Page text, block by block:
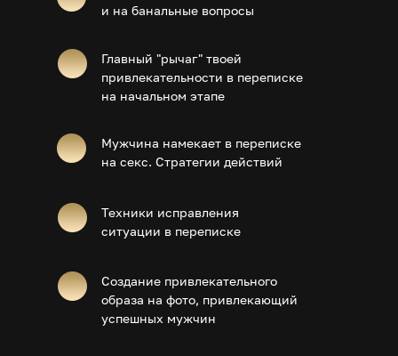
Мужчина намекает в переписке
на секс. Стратегии действий
Создание привлекательного
образа на фото, привлекающий
успешных мужчин
Главный "рычаг" твоей
привлекательности в переписке
на начальном этапе
и на банальные вопросы
Техники исправления
ситуации в переписке